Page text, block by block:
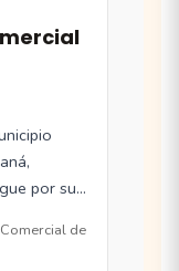
por sus
de